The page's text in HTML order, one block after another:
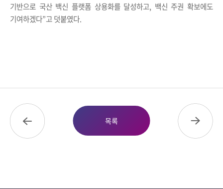
기반으로 국산 백신 플랫폼 상용화를 달성하고, 백신 주권 확보에도
기여하겠다”고 덧붙였다.
목록